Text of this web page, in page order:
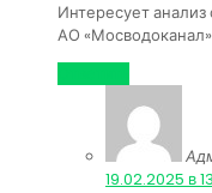
Интересует
АО
19.02.2025 в